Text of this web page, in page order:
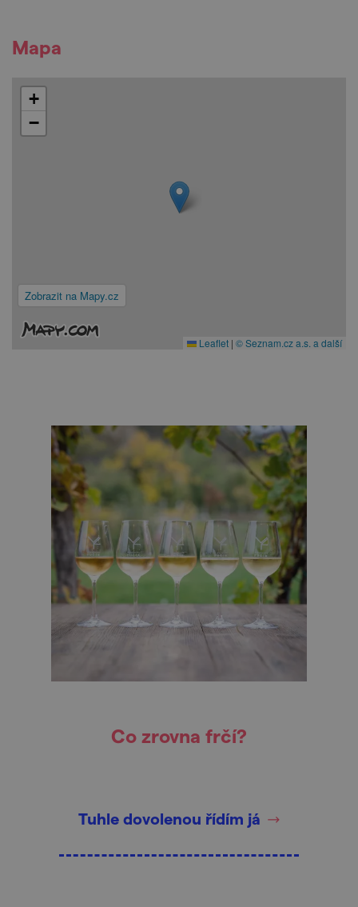
Mapa
Zobrazit na Mapy.cz
+
−
Leaflet | © Seznam.cz a.s. a další
Co zrovna frčí?
Tuhle dovolenou řídím já